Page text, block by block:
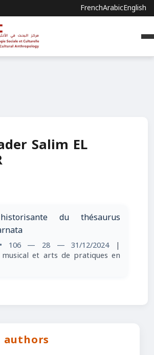
FrenchArabicEnglish
Salim EL
du thésaurus
• 106 — 28 — 31/12/2024 |
et arts de pratiques en
authors